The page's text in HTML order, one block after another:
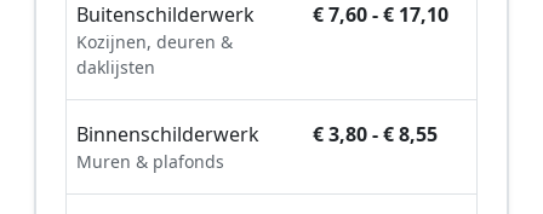
Buitenschilderwerk
Kozijnen, deuren &
daklijsten
€ 7,60 - € 17,10
Binnenschilderwerk
Muren & plafonds
€ 3,80 - € 8,55